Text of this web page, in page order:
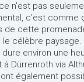
n'est pas
c'est comme
de cette
célèbre paysage.
environ une
Dürrenroth via
également